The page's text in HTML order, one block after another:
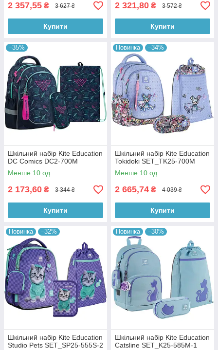
2 357,55 ₴ 3 627 ₴
Купити
2 321,80 ₴ 3 572 ₴
Купити
–35%
Шкільний набір Kite Education
DC Comics DC2-700M
Менше 10 од.
2 173,60 ₴ 3 344 ₴
Купити
Новинка –34%
Шкільний набір Kite Education
Tokidoki SET_TK25-700M
Менше 10 од.
2 665,74 ₴ 4 039 ₴
Купити
Новинка –32%
Шкільний набір Kite Education
Studio Pets SET_SP25-555S-2
Новинка –30%
Шкільний набір Kite Education
Catsline SET_K25-585M-1